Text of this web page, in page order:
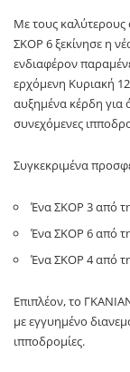
Με τους καλύτερους
ΣΚΟΡ 6 ξεκίνησε η
ενδιαφέρον
ερχόμενη Κυριακή
αυξημένα κέρδη για
συνεχόμενες
Συγκεκριμένα
Ένα ΣΚΟΡ 3 από
Ένα ΣΚΟΡ 6 από
Ένα ΣΚΟΡ 4 από
Επιπλέον, το
με εγγυημένο
ιπποδρομίες.